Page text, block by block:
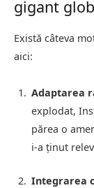
gigant
Există câteva
aici:
Adaptarea
explodat,
părea o
i-a ținut
Integrarea